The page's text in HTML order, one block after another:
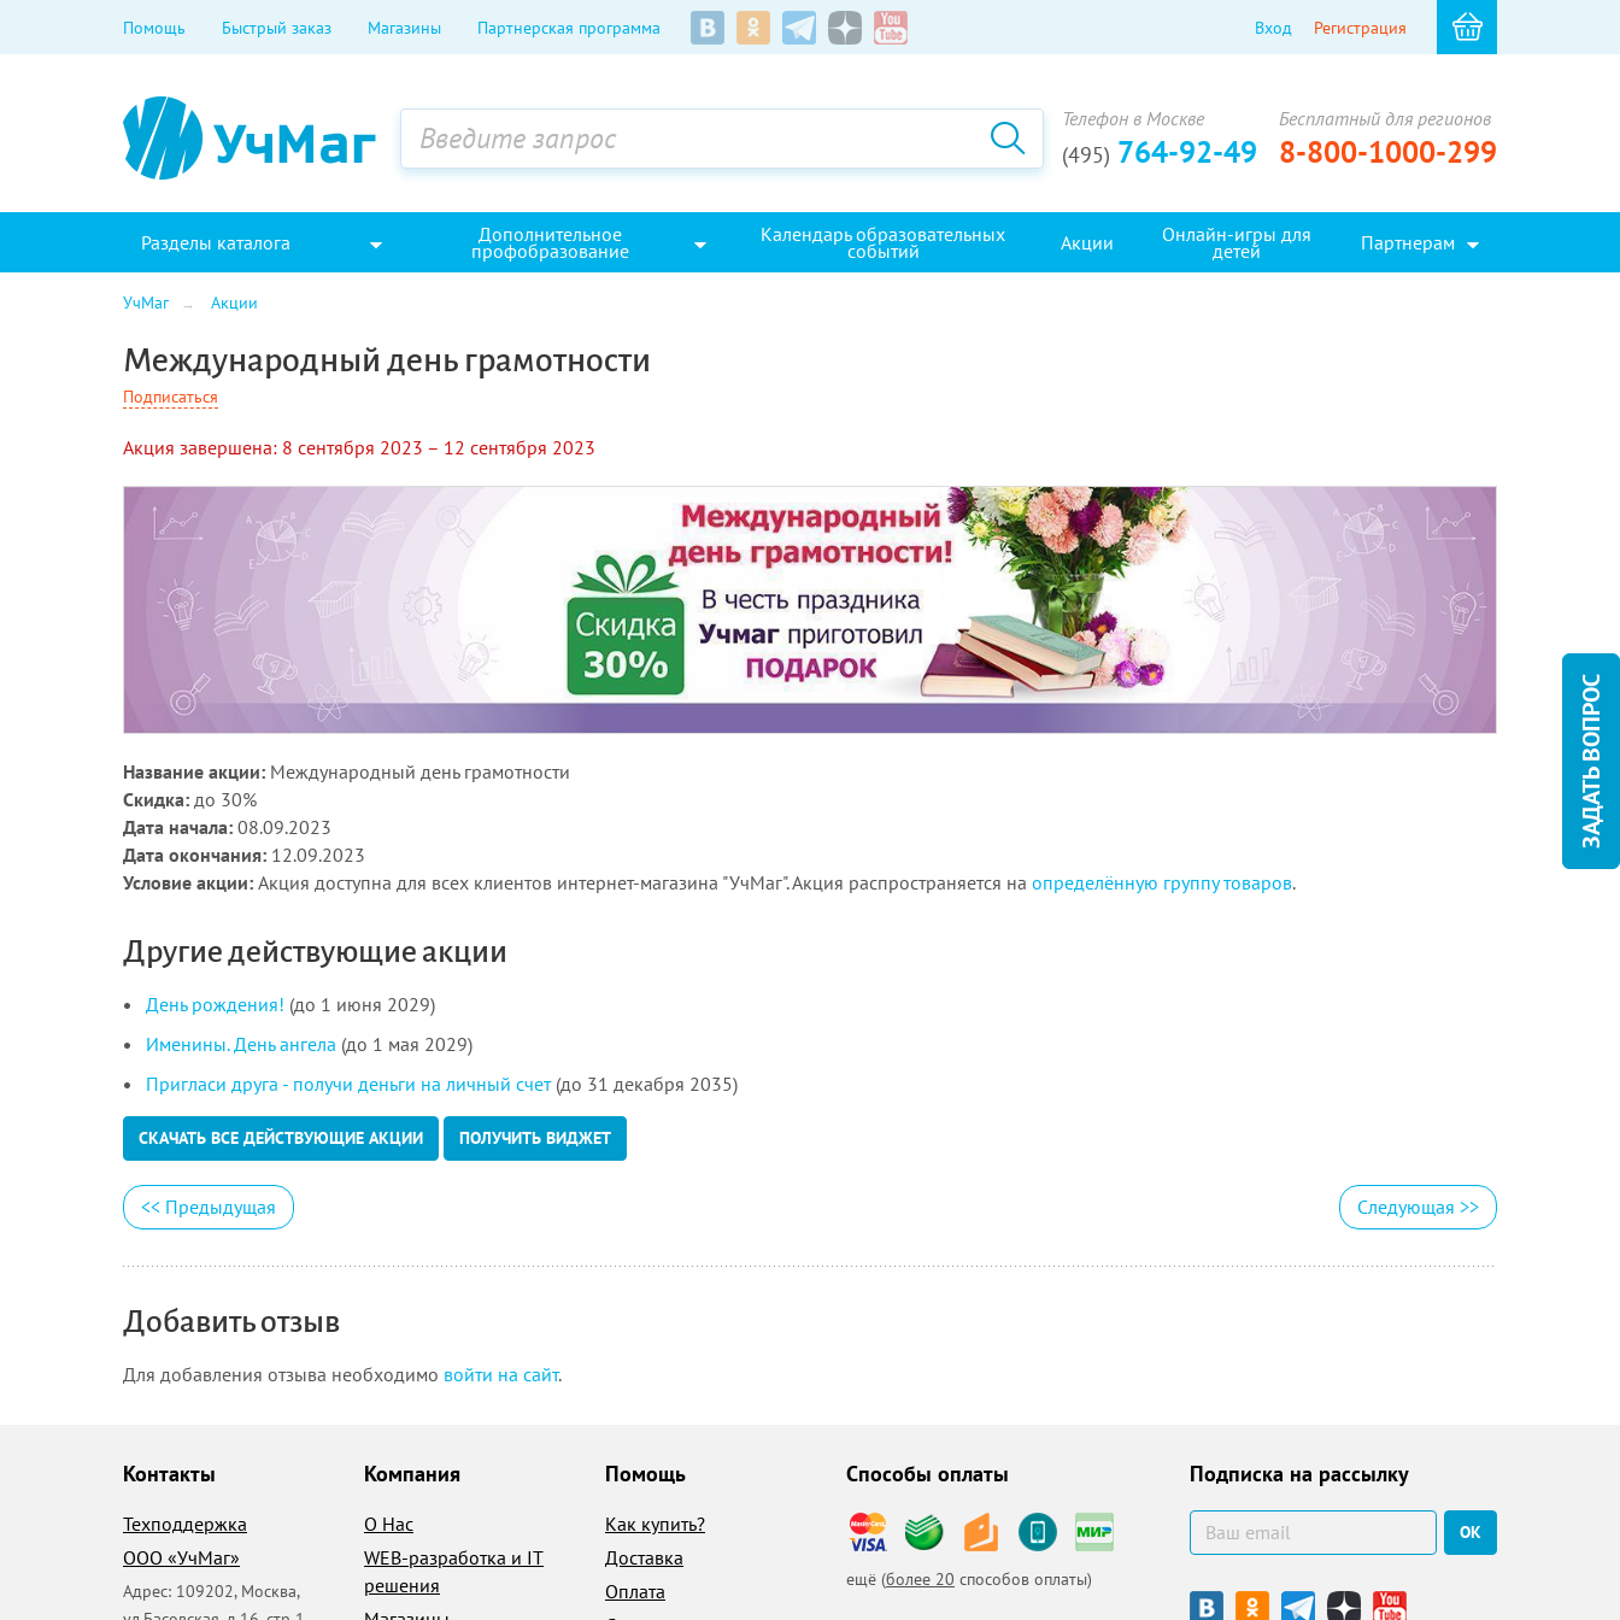
Помощь Быстрый заказ Магазины Партнерская программа Вход Регистрация
Телефон в Москве
(495) 764-92-49
Бесплатный для регионов
8-800-1000-299
Разделы каталога Дополнительное
профобразование
Календарь образовательных
событий Акции Онлайн-игры для
детей Партнерам
УчМаг Акции
Международный день грамотности
Подписаться
Акция завершена: 8 сентября 2023 – 12 сентября 2023
Название акции: Международный день грамотности
Скидка: до 30%
Дата начала: 08.09.2023
Дата окончания: 12.09.2023
Условие акции: Акция доступна для всех клиентов интернет-магазина "УчМаг". Акция распространяется на определённую группу товаров.
Другие действующие акции
День рождения! (до 1 июня 2029)
Именины. День ангела (до 1 мая 2029)
Пригласи друга - получи деньги на личный счет (до 31 декабря 2035)
СКАЧАТЬ ВСЕ ДЕЙСТВУЮЩИЕ АКЦИИ ПОЛУЧИТЬ ВИДЖЕТ
<< Предыдущая Следующая >>
Добавить отзыв
Для добавления отзыва необходимо войти на сайт.
Контакты
Техподдержка
ООО «УчМаг»
Адрес: 109202, Москва,
Компания
О Нас
WEB-разработка и IT
решения
Помощь
Как купить?
Доставка
Оплата
Способы оплаты
ещё (более 20 способов оплаты)
Подписка на рассылку
ОК
ЗАДАТЬ ВОПРОС